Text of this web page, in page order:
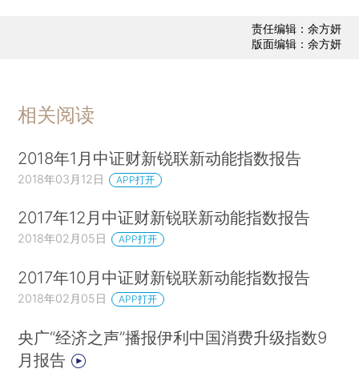
责任编辑：余方妍
版面编辑：余方妍
相关阅读
2018年1月中证财新锐联新动能指数报告
2018年03月12日 APP打开
2017年12月中证财新锐联新动能指数报告
2018年02月05日 APP打开
2017年10月中证财新锐联新动能指数报告
2018年02月05日 APP打开
央广“经济之声”播报伊利中国消费升级指数9
月报告